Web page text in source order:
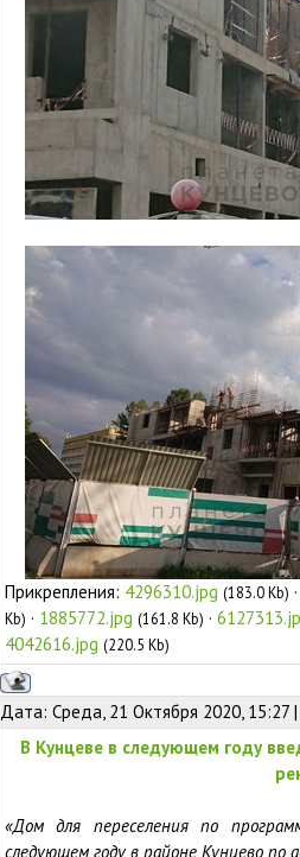
Прикрепления: 4296310.jpg (183.0 Kb)
Kb) · 1885772.jpg (161.8 Kb) ·
4042616.jpg (220.5 Kb)
Дата: Среда, 21 Октября 2020,
В Кунцеве в следующем году
«Дом для переселения по
следующем году в районе Кунцево по